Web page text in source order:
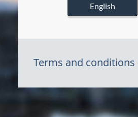
English
Terms and conditions